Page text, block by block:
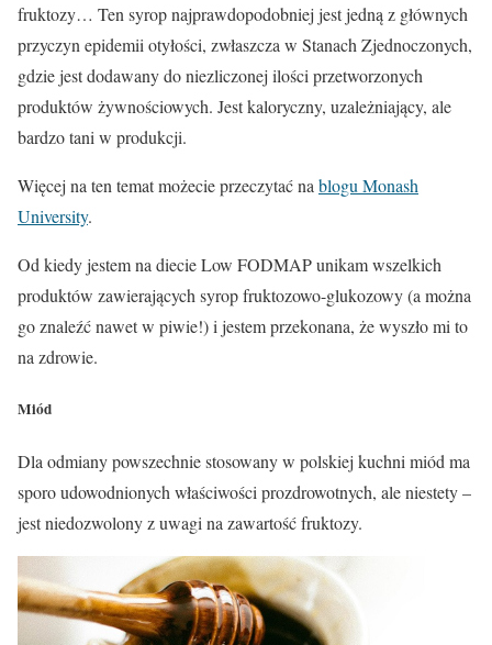
fruktozy… Ten syrop najprawdopodobniej jest jedną z głównych
przyczyn epidemii otyłości, zwłaszcza w Stanach Zjednoczonych,
gdzie jest dodawany do niezliczonej ilości przetworzonych
produktów żywnościowych. Jest kaloryczny, uzależniający, ale
bardzo tani w produkcji.
Więcej na ten temat możecie przeczytać na blogu Monash
University.
Od kiedy jestem na diecie Low FODMAP unikam wszelkich
produktów zawierających syrop fruktozowo-glukozowy (a można
go znaleźć nawet w piwie!) i jestem przekonana, że wyszło mi to
na zdrowie.
Miód
Dla odmiany powszechnie stosowany w polskiej kuchni miód ma
sporo udowodnionych właściwości prozdrowotnych, ale niestety –
jestniedozwolonyz uwagi na zawartość fruktozy.